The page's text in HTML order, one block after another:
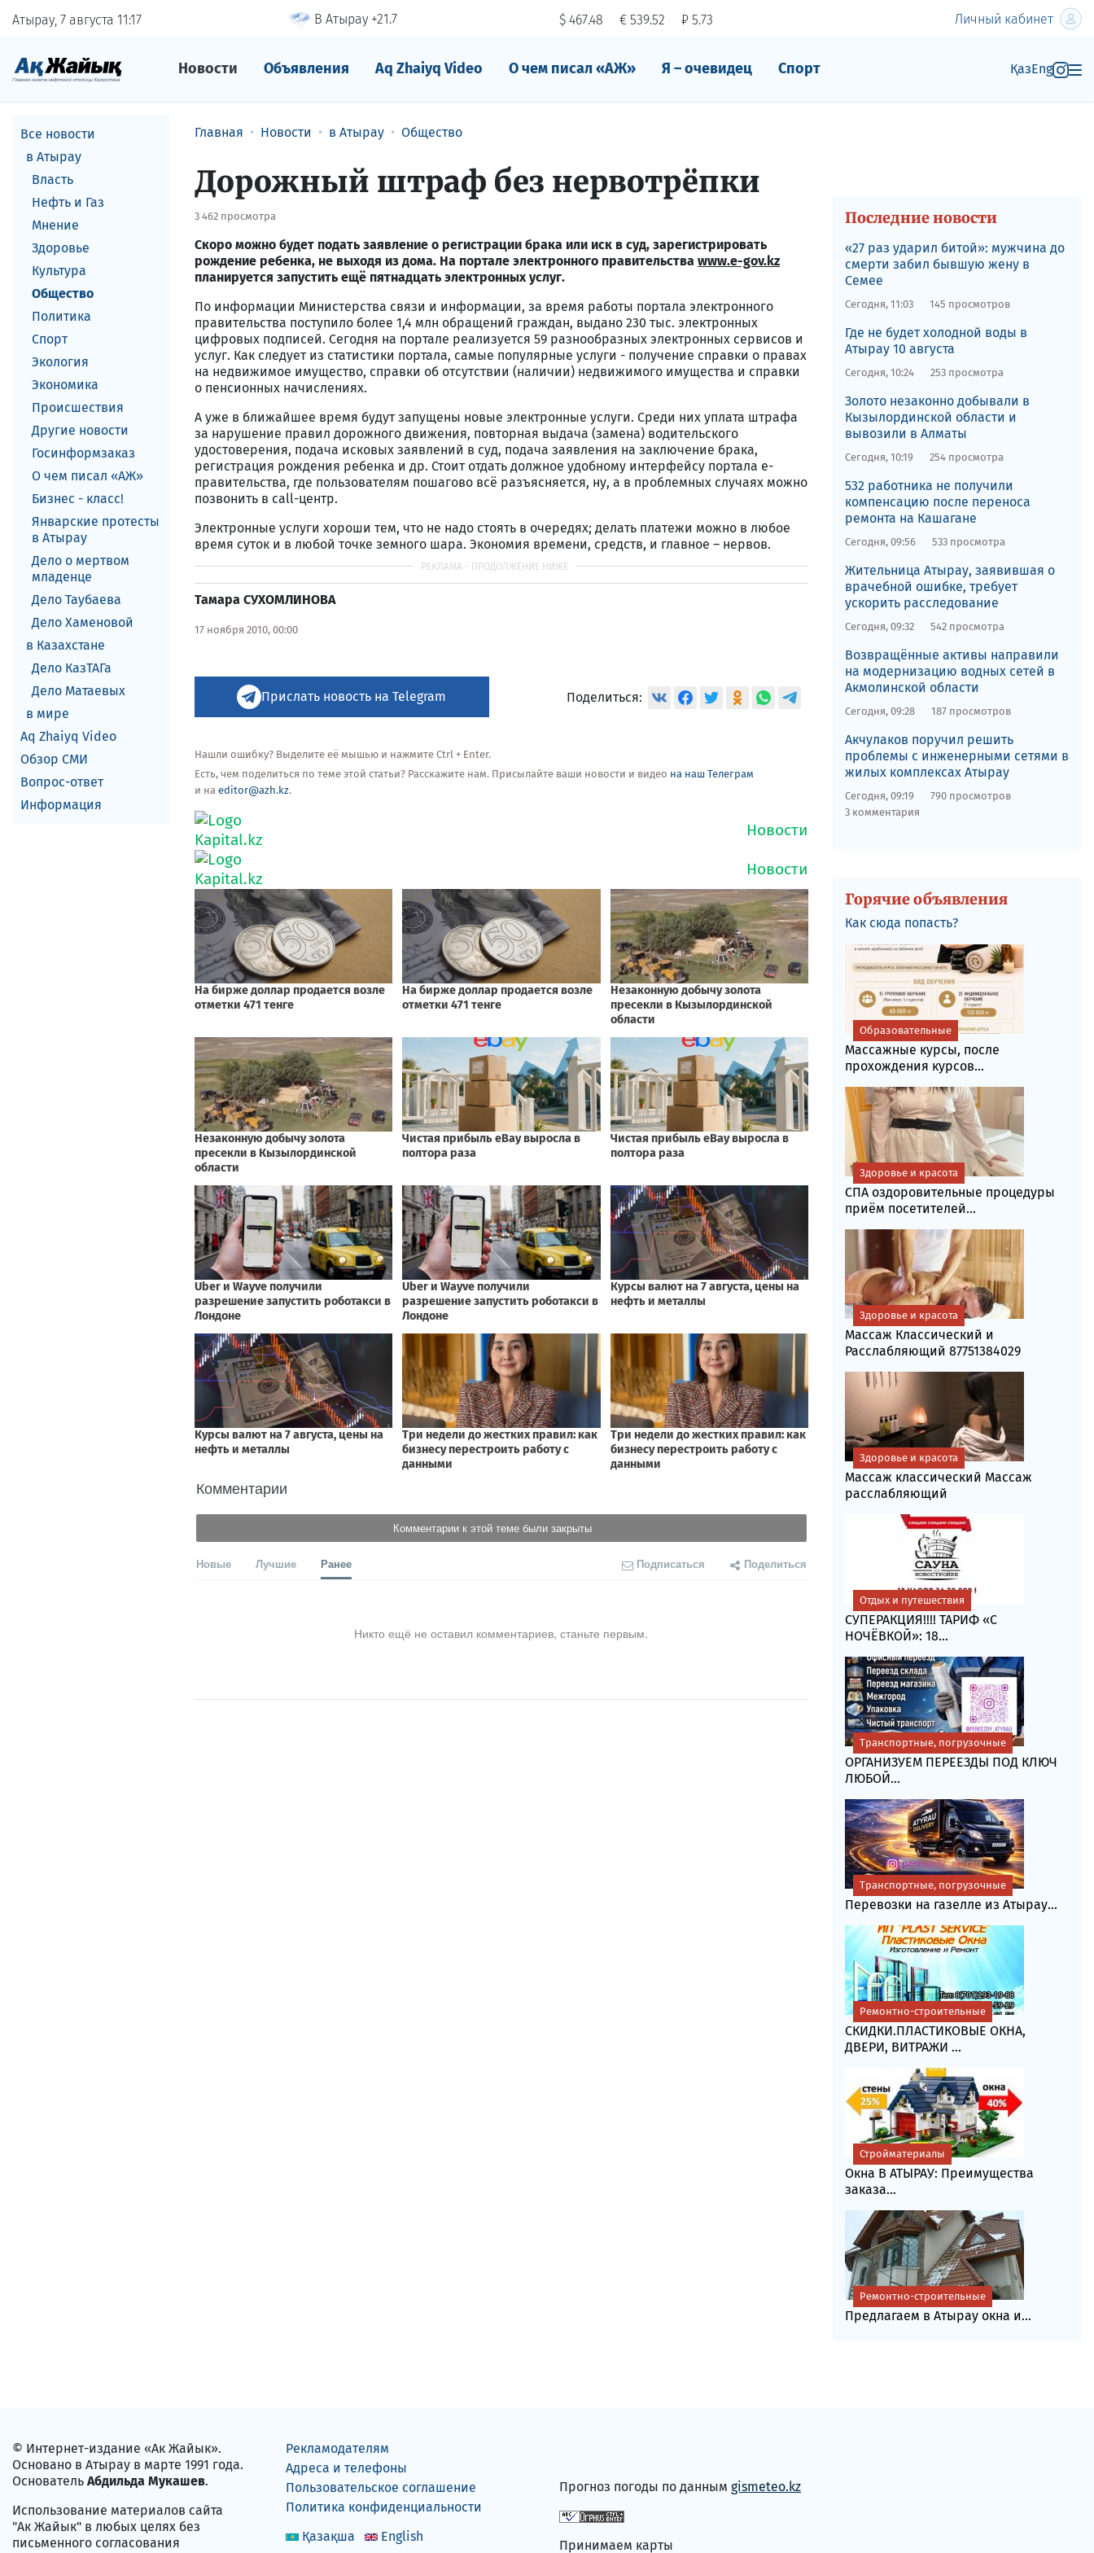
Атырау, 7 августа 11 17 В Атырау +21.7 $ 467.48 € 539.52 ₽ 5.73 Личный кабинет
Новости Объявления Aq Zhaiyq Video О чем писал «АЖ» Я – очевидец Спорт ҚазEng
Все новости
в Атырау
Власть
Нефть и Газ
Мнение
Здоровье
Культура
Общество
Политика
Спорт
Экология
Экономика
Происшествия
Другие новости
Госинформзаказ
О чем писал «АЖ»
Бизнес - класс!
Январские протесты
в Атырау
Дело о мертвом
младенце
Дело Таубаева
Дело Хаменовой
в Казахстане
Дело КазТАГа
Дело Матаевых
в мире
Aq Zhaiyq Video
Обзор СМИ
Вопрос-ответ
Информация
Главная Новости в Атырау Общество
Дорожный штраф без нервотрёпки
3 462 просмотра
Скоро можно будет подать заявление о регистрации брака или иск в суд, зарегистрировать
рождение ребенка, не выходя из дома. На портале электронного правительства www.e-gov.kz
планируется запустить ещё пятнадцать электронных услуг.
По информации Министерства связи и информации, за время работы портала электронного
правительства поступило более 1,4 млн обращений граждан, выдано 230 тыс. электронных
цифровых подписей. Сегодня на портале реализуется 59 разнообразных электронных сервисов и
услуг. Как следует из статистики портала, самые популярные услуги - получение справки о правах
на недвижимое имущество, справки об отсутствии (наличии) недвижимого имущества и справки
о пенсионных начислениях.
А уже в ближайшее время будут запущены новые электронные услуги. Среди них уплата штрафа
за нарушение правил дорожного движения, повторная выдача (замена) водительского
удостоверения, подача исковых заявлений в суд, подача заявления на заключение брака,
регистрация рождения ребенка и др. Стоит отдать должное удобному интерфейсу портала е-
правительства, где пользователям пошагово всё разъясняется, ну, а в проблемных случаях можно
позвонить в call-центр.
Электронные услуги хороши тем, что не надо стоять в очередях; делать платежи можно в любое
время суток и в любой точке земного шара. Экономия времени, средств, и главное – нервов.
Тамара СУХОМЛИНОВА
17 ноября 2010, 00:00
Прислать новость на Telegram Поделиться:
Нашли ошибку? Выделите её мышью и нажмите Ctrl + Enter.
Есть, чем поделиться по теме этой статьи? Расскажите нам. Присылайте ваши новости и видео на наш Телеграм
и на editor@azh.kz.
Комментарии
Комментарии к этой теме были закрыты
Новые Лучшие Ранее Подписаться Поделиться
Никто ещё не оставил комментариев, станьте первым.
Последние новости
​«27 раз ударил битой»: мужчина до
смерти забил бывшую жену в
Семее
Сегодня, 11:03 145 просмотров
Где не будет холодной воды в
Атырау 10 августа
Сегодня, 10:24 253 просмотра
Золото незаконно добывали в
Кызылординской области и
вывозили в Алматы
Сегодня, 10:19 254 просмотра
532 работника не получили
компенсацию после переноса
ремонта на Кашагане
Сегодня, 09:56 533 просмотра
​Жительница Атырау, заявившая о
врачебной ошибке, требует
ускорить расследование
Сегодня, 09:32 542 просмотра
Возвращённые активы направили
на модернизацию водных сетей в
Акмолинской области
Сегодня, 09:28 187 просмотров
Акчулаков поручил решить
проблемы с инженерными сетями в
жилых комплексах Атырау
Сегодня, 09:19
790 просмотров
3 комментария
Горячие объявления
Как сюда попасть?
Массажные курсы, после
прохождения курсов...
Образовательные
СПА оздоровительные процедуры
приём посетителей...
Здоровье и красота
Массаж Классический и
Расслабляющий 87751384029
Здоровье и красота
Массаж классический Массаж
расслабляющий
Здоровье и красота
СУПЕРАКЦИЯ!!!! ТАРИФ «C
НОЧЁВКОЙ»: 18...
Отдых и путешествия
ОРГАНИЗУЕМ ПЕРЕЕЗДЫ ПОД КЛЮЧ
ЛЮБОЙ...
Транспортные, погрузочные
Перевозки на газелле из Атырау...
Транспортные, погрузочные
СКИДКИ.ПЛАСТИКОВЫЕ ОКНА,
ДВЕРИ, ВИТРАЖИ ...
Ремонтно-строительные
Окна В АТЫРАУ: Преимущества
заказа...
Стройматериалы
Предлагаем в Атырау окна и...
Ремонтно-строительные
© Интернет-издание «Ак Жайык».
Основано в Атырау в марте 1991 года.
Основатель Абдильда Мукашев.
Использование материалов сайта
"Ак Жайык" в любых целях без
письменного согласования
Рекламодателям
Адреса и телефоны
Пользовательское соглашение
Политика конфиденциальности
Қазақша
English
Прогноз погоды по данным gismeteo.kz
Принимаем карты